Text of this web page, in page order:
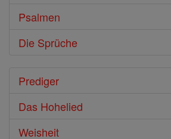
Psalmen
Die Sprüche
Prediger
Das Hohelied
Weisheit